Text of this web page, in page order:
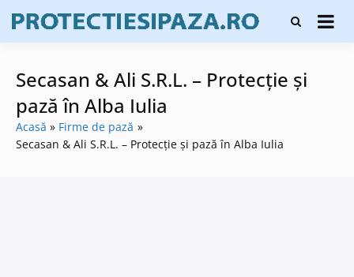
content
Firme de
protecție și
sisteme de
alarmare și
Secasan & Ali S.R.L. – Protecție și
pază în Alba Iulia
Acasă
Firme de pază
Secasan & Ali S.R.L. – Protecție și pază în Alba Iulia